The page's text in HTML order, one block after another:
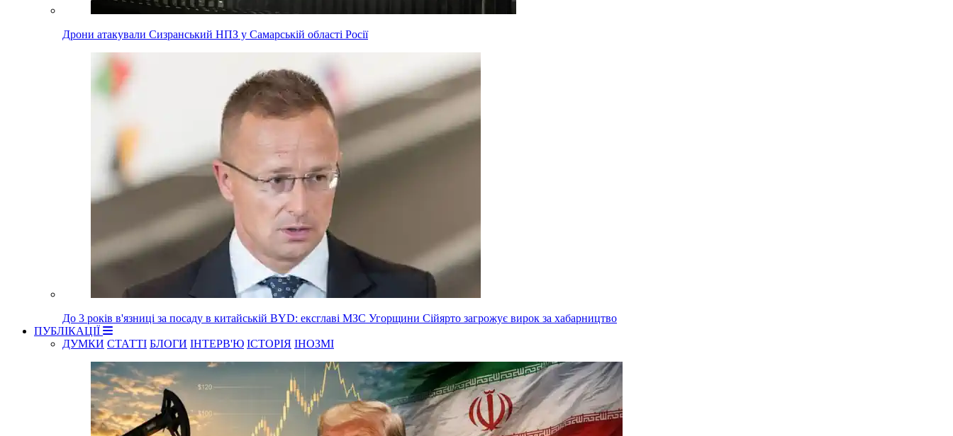
Дрони атакували Сизранський НПЗ у Самарській області Росії
До 3 років в'язниці за посаду в китайській BYD: ексглаві МЗС Угорщини Сійярто загрожує вирок за хабарництво
ПУБЛІКАЦІЇ
ДУМКИ СТАТТІ БЛОГИ ІНТЕРВ'Ю ІСТОРІЯ ІНОЗМІ